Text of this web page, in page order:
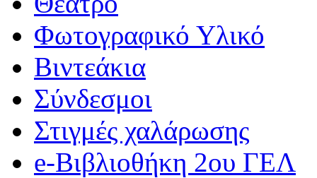
Φωτογραφικό Υλικό
Βιντεάκια
Σύνδεσμοι
Στιγμές χαλάρωσης
e-Βιβλιοθήκη 2ου ΓΕΛ